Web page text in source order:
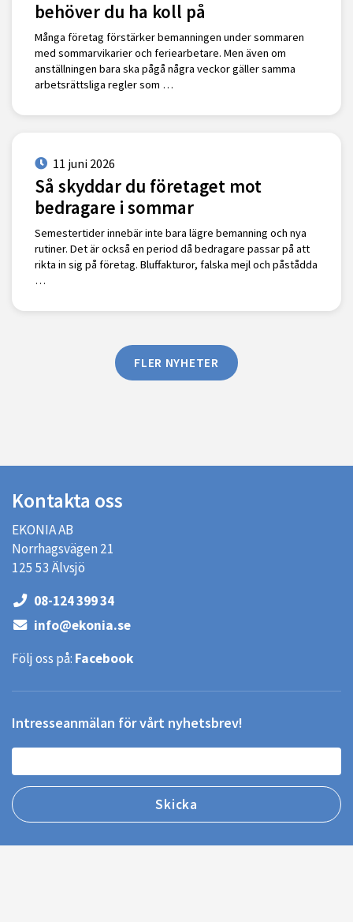
behöver du ha koll på
Många företag förstärker bemanningen under sommaren
med sommarvikarier och feriearbetare. Men även om
anställningen bara ska pågå några veckor gäller samma
arbetsrättsliga regler som …
11 juni 2026
Så skyddar du företaget mot
bedragare i sommar
Semestertider innebär inte bara lägre bemanning och nya
rutiner. Det är också en period då bedragare passar på att
rikta in sig på företag. Bluffakturor, falska mejl och påstådda
…
FLER NYHETER
Kontakta oss
EKONIA AB
Norrhagsvägen 21
125 53 Älvsjö
08-124 399 34
info@ekonia.se
Följ oss på: Facebook
Intresseanmälan för vårt nyhetsbrev!